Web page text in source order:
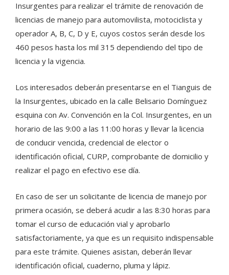
Insurgentes para realizar el trámite de renovación de
licencias de manejo para automovilista, motociclista y
operador A, B, C, D y E, cuyos costos serán desde los
460 pesos hasta los mil 315 dependiendo del tipo de
licencia y la vigencia.
Los interesados deberán presentarse en el Tianguis de
la Insurgentes, ubicado en la calle Belisario Domínguez
esquina con Av. Convención en la Col. Insurgentes, en un
horario de las 9:00 a las 11:00 horas y llevar la licencia
de conducir vencida, credencial de elector o
identificación oficial, CURP, comprobante de domicilio y
realizar el pago en efectivo ese día.
En caso de ser un solicitante de licencia de manejo por
primera ocasión, se deberá acudir a las 8:30 horas para
tomar el curso de educación vial y aprobarlo
satisfactoriamente, ya que es un requisito indispensable
para este trámite. Quienes asistan, deberán llevar
identificación oficial, cuaderno, pluma y lápiz.